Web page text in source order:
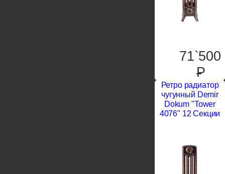
71`500
P
Ретро радиатор
чугунный Demir
Dokum "Tower
4076" 12 Секции